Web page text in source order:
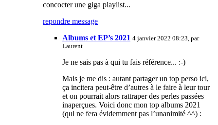
concocter une giga playlist...
repondre message
Albums et EP’s 2021 4 janvier 2022 08:23, par
Laurent
Je ne sais pas à qui tu fais référence... :-)
Mais je me dis : autant partager un top perso ici,
ça incitera peut-être d’autres à le faire à leur tour
et on pourrait alors rattraper des perles passées
inaperçues. Voici donc mon top albums 2021
(qui ne fera évidemment pas l’unanimité ^^) :